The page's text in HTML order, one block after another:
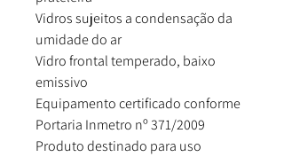
Vidros sujeitos a condensação da
umidade do ar
Vidro frontal temperado, baixo
emissivo
Equipamento certificado conforme
Portaria Inmetro nº 371/2009
Produto destinado para uso